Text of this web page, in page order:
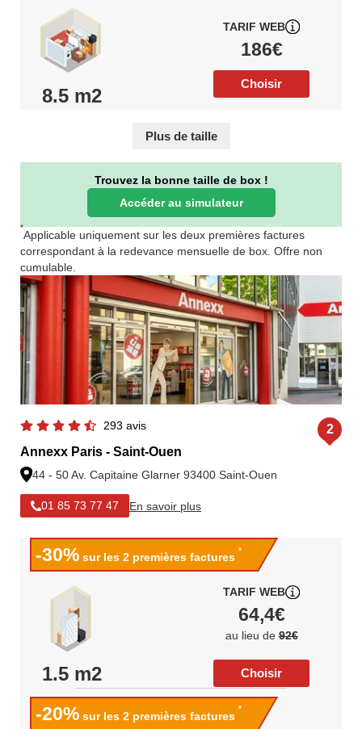
8.5 m2
TARIF WEB
186€
Choisir
Plus de taille
Trouvez la bonne taille de box !
Accéder au simulateur
*
Applicable uniquement sur les deux premières factures
correspondant à la redevance mensuelle de box. Offre non
cumulable.
293 avis
Annexx Paris - Saint-Ouen
44 - 50 Av. Capitaine Glarner 93400 Saint-Ouen
01 85 73 77 47 En savoir plus
2
-30% sur les 2 premières factures
*
1.5 m2
TARIF WEB
64,4€
au lieu de92€
Choisir
-20% sur les 2 premières factures
*